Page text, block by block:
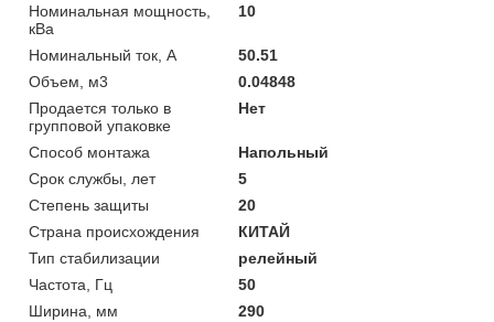
Номинальная мощность,
кВа
10
Номинальный ток, А
50.51
Объем, м3
0.04848
Продается только в
групповой упаковке
Нет
Способ монтажа
Напольный
Срок службы, лет
5
Степень защиты
20
Страна происхождения
КИТАЙ
Тип стабилизации
релейный
Частота, Гц
50
Ширина, мм
290